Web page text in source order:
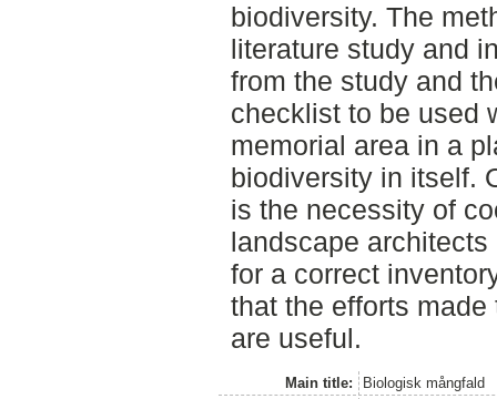
biodiversity. The
literature study and
from the study and
checklist to be used
memorial area in a
biodiversity in itself.
is the necessity of
landscape
for a correct
that the efforts
are useful.
Main title:
Biologisk mångfald